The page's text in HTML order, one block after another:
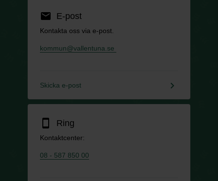
email E-post
Kontakta oss via e-post.
kommun@vallentuna.se
Skicka e-post keyboard_arrow_right
smartphone Ring
Kontaktcenter:
08 - 587 850 00